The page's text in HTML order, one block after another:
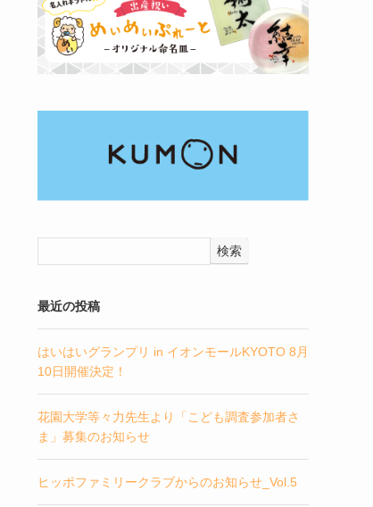
検索
最近の投稿
はいはいグランプリ in イオンモールKYOTO 8月
10日開催決定！
花園大学等々力先生より「こども調査参加者さ
ま」募集のお知らせ
ヒッポファミリークラブからのお知らせ_Vol.5